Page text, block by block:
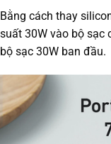
Bằng cách thay
suất 30W vào bộ sạc
bộ sạc 30W ban đầu.